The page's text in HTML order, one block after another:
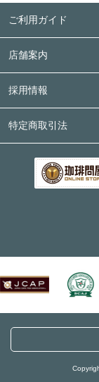
ご利用ガイド
店舗案内
採用情報
特定商取引法